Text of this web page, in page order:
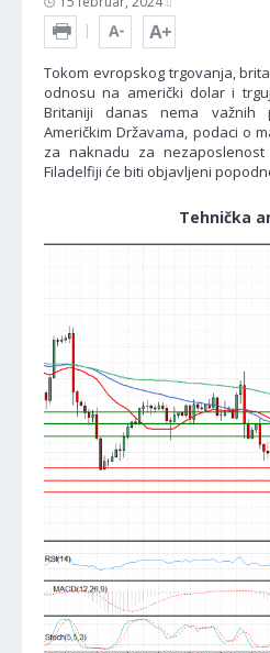
Tokom evropskog trgovanja,
odnosu na američki dolar i
Britaniji danas nema važnih
Američkim Državama, podaci o
za naknadu za
Filadelfiji će biti objavljeni
Tehnička